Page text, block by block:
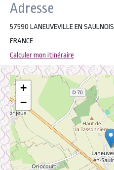
Adresse
57590 LANEUVEVILLE EN SAULNOIS
FRANCE
Calculer mon itinéraire
+
−